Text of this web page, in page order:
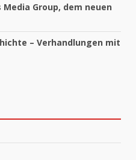
Group, dem neuen
– Verhandlungen mit